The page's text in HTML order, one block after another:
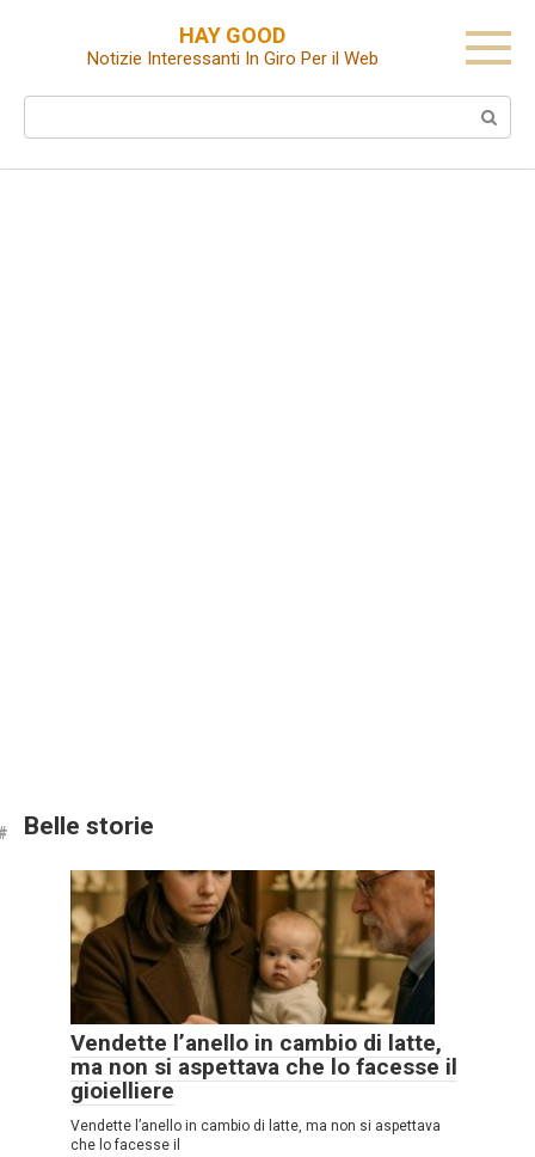
HAY GOOD
Notizie Interessanti In Giro Per il Web
Belle storie
Vendette l’anello in cambio di latte,
ma non si aspettava che lo facesse il
gioielliere
Vendette l’anello in cambio di latte, ma non si aspettava
che lo facesse il